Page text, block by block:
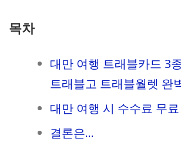
목차
대만 여행 트래블카드 3
트래블고 트래블월렛 완
대만 여행 시 수수료 무
결론은…